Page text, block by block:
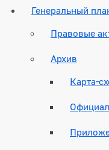
Генеральный
Правовые
Архив
Карта-